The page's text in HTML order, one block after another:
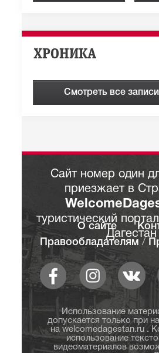
ХРОНИКА
Смотреть все
Сайт номер один
приезжает в
туристический
Дагестан
О сайте
Правообладателям /
Использование
допускается только при
на welcomedagestan.ru .
использование
видеоматериалов